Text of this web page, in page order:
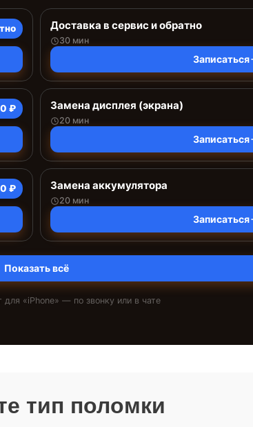
Доставка в сервис и обратно
30 мин
Записаться
₽ Замена дисплея (экрана)
20 мин
Записаться
₽ Замена аккумулятора
20 мин
Записаться
Показать всё
для «iPhone» — по звонку или в чате
тип поломки